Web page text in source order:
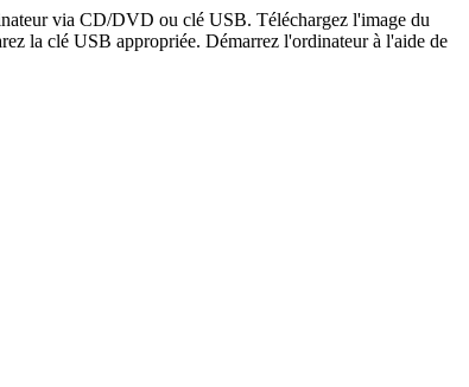
via CD/DVD ou clé USB. Téléchargez l'image du
la clé USB appropriée. Démarrez l'ordinateur à l'aide de